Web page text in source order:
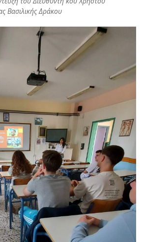
Βασιλικής Δράκου